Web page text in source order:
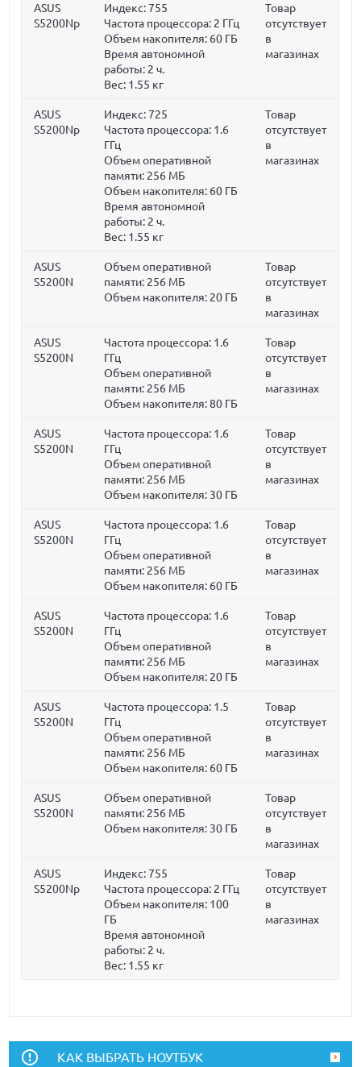
ASUS
S5200Np
Индекс: 755
Частота процессора: 2 ГГц
Объем накопителя: 60 ГБ
Время автономной
работы: 2 ч.
Вес: 1.55 кг
Товар
отсутствует
в
магазинах
ASUS
S5200Np
Индекс: 725
Частота процессора: 1.6
ГГц
Объем оперативной
памяти: 256 МБ
Объем накопителя: 60 ГБ
Время автономной
работы: 2 ч.
Вес: 1.55 кг
Товар
отсутствует
в
магазинах
ASUS
S5200N
Объем оперативной
памяти: 256 МБ
Объем накопителя: 20 ГБ
Товар
отсутствует
в
магазинах
ASUS
S5200N
Частота процессора: 1.6
ГГц
Объем оперативной
памяти: 256 МБ
Объем накопителя:80 ГБ
Товар
отсутствует
в
магазинах
ASUS
S5200N
Частота процессора: 1.6
ГГц
Объем оперативной
памяти: 256 МБ
Объем накопителя: 30 ГБ
Товар
отсутствует
в
магазинах
ASUS
S5200N
Частота процессора: 1.6
ГГц
Объем оперативной
памяти: 256 МБ
Объем накопителя: 60 ГБ
Товар
отсутствует
в
магазинах
ASUS
S5200N
Частота процессора: 1.6
ГГц
Объем оперативной
памяти: 256 МБ
Объем накопителя: 20 ГБ
Товар
отсутствует
в
магазинах
ASUS
S5200N
Частота процессора: 1.5
ГГц
Объем оперативной
памяти: 256 МБ
Объем накопителя: 60 ГБ
Товар
отсутствует
в
магазинах
ASUS
S5200N
Объем оперативной
памяти: 256 МБ
Объем накопителя: 30 ГБ
Товар
отсутствует
в
магазинах
ASUS
S5200Np
Индекс: 755
Частота процессора: 2 ГГц
Объем накопителя: 100
ГБ
Время автономной
работы: 2 ч.
Вес: 1.55 кг
Товар
отсутствует
в
магазинах
КАК ВЫБРАТЬ НОУТБУК